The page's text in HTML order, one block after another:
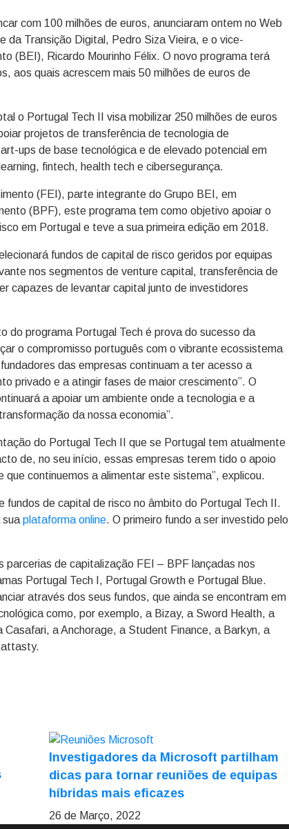
com 100 milhões de euros, anunciaram ontem no Web
da Transição Digital, Pedro Siza Vieira, e o vice-
(BEI), Ricardo Mourinho Félix. O novo programa terá
aos quais acrescem mais 50 milhões de euros de
o Portugal Tech II visa mobilizar 250 milhões de euros
projetos de transferência de tecnologia de
ups de base tecnológica e de elevado potencial em
fintech, health tech e cibersegurança.
(FEI), parte integrante do Grupo BEI, em
(BPF), este programa tem como objetivo apoiar o
em Portugal e teve a sua primeira edição em 2018.
fundos de capital de risco geridos por equipas
nos segmentos de venture capital, transferência de
capazes de levantar capital junto de investidores
do programa Portugal Tech é prova do sucesso da
o compromisso português com o vibrante ecossistema
das empresas continuam a ter acesso a
privado e a atingir fases de maior crescimento”. O
a apoiar um ambiente onde a tecnologia e a
da nossa economia”.
do Portugal Tech II que se Portugal tem atualmente
de, no seu início, essas empresas terem tido o apoio
continuemos a alimentar este sistema”, explicou.
de capital de risco no âmbito do Portugal Tech II.
sua plataforma online. O primeiro fundo a ser investido pelo
parcerias de capitalização FEI – BPF lançadas nos
Portugal Tech I, Portugal Growth e Portugal Blue.
através dos seus fundos, que ainda se encontram em
como, por exemplo, a Bizay, a Sword Health, a
a Anchorage, a Student Finance, a Barkyn, a
Investigadores da Microsoft partilham
dicas para tornar reuniões de equipas
híbridas mais eficazes
26 de Março, 2022